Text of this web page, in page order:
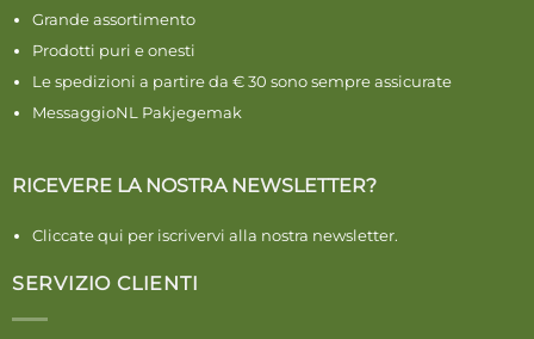
Grande assortimento
Prodotti puri e onesti
Le spedizioni a partire da € 30 sono sempre assicurate
MessaggioNL Pakjegemak
RICEVERE LA NOSTRA NEWSLETTER?
Cliccate qui per iscrivervi alla nostra newsletter.
SERVIZIO CLIENTI